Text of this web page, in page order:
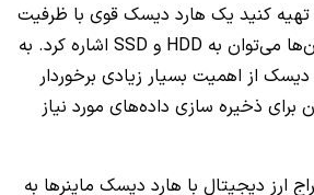
تهیه کنید یک هارد دیسک قوی با ظرفیت
بالا است که از بهترین آن‌ها می‌توان به HDD و SSD اشاره کرد. به
از اهمیت بسیار زیادی برخوردار
برای ذخیره سازی داده‌های مورد نیاز
ارز دیجیتال با هارد دیسک ماینرها به